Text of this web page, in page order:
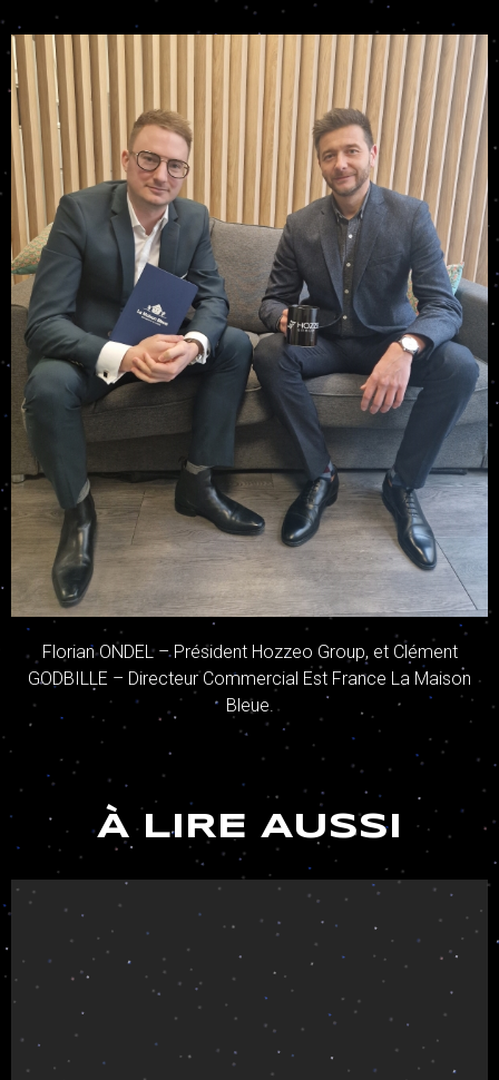
Notre écosystème
Nos engagements
Contact
Nous rejoindre
Vision
Florian ONDEL – Président Hozzeo Group, et Clément
GODBILLE – Directeur Commercial Est France La Maison
Bleue.
À LIRE AUSSI